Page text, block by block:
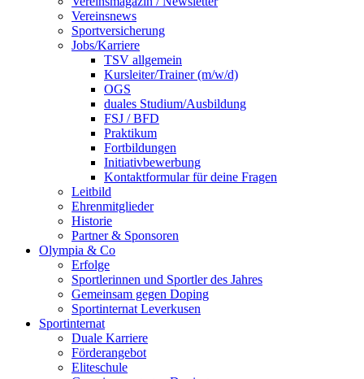
Vereinsnews
Sportversicherung
Jobs/Karriere
TSV allgemein
Kursleiter/Trainer (m/w/d)
OGS
duales Studium/Ausbildung
FSJ / BFD
Praktikum
Fortbildungen
Initiativbewerbung
Kontaktformular für deine Fragen
Leitbild
Ehrenmitglieder
Historie
Partner & Sponsoren
Olympia & Co
Erfolge
Sportlerinnen und Sportler des Jahres
Gemeinsam gegen Doping
Sportinternat Leverkusen
Sportinternat
Duale Karriere
Förderangebot
Eliteschule